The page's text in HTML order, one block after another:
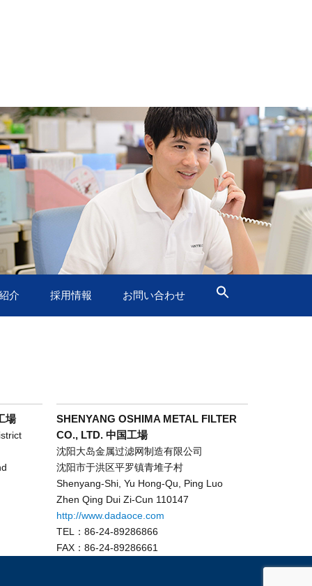
介 採用情報 お問い合わせ
場
SHENYANG OSHIMA METAL FILTER
CO., LTD. 中国工場
沈阳大岛金属过滤网制造有限公司
沈阳市于洪区平罗镇青堆子村
Shenyang-Shi, Yu Hong-Qu, Ping Luo
Zhen Qing Dui Zi-Cun 110147
http://www.dadaoce.com
TEL：86-24-89286866
FAX：86-24-89286661